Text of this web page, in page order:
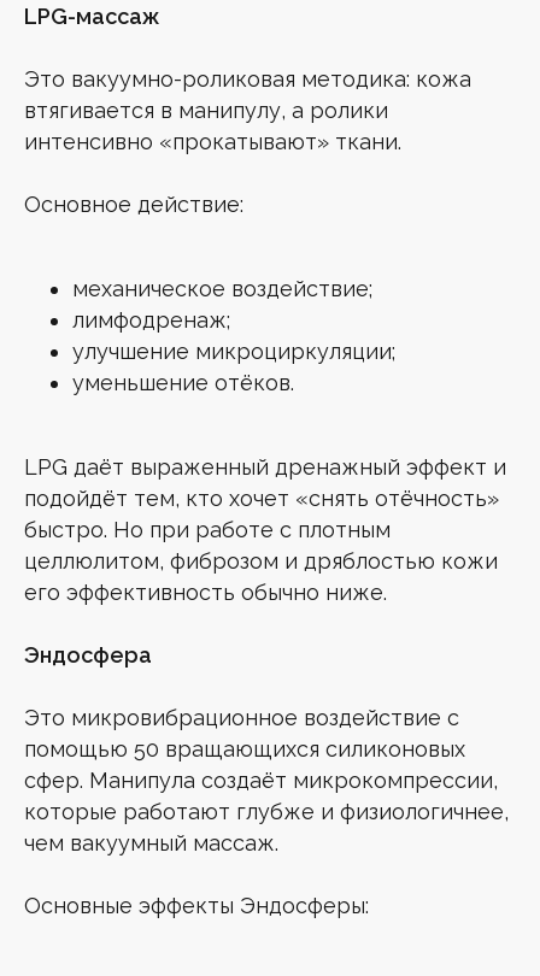
LPG-массаж
Это вакуумно-роликовая методика: кожа
втягивается в манипулу, а ролики
интенсивно «прокатывают» ткани.
Основное действие:
механическое воздействие;
лимфодренаж;
улучшение микроциркуляции;
уменьшение отёков.
LPG даёт выраженный дренажный эффект и
подойдёт тем, кто хочет «снять отёчность»
быстро. Но при работе с плотным
целлюлитом, фиброзом и дряблостью кожи
его эффективность обычно ниже.
Эндосфера
Это микровибрационное воздействие с
помощью 50 вращающихся силиконовых
сфер. Манипула создаёт микрокомпрессии,
которые работают глубже и физиологичнее,
чем вакуумный массаж.
Основные эффекты Эндосферы: